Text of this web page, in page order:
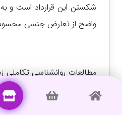
شکستن این قرارداد است و
واضح از تعارض جنسی
مطالعات روانشناسی تکاملی
مردان نشان می‌دهد که
فرصت‌های کوتاه‌مدت